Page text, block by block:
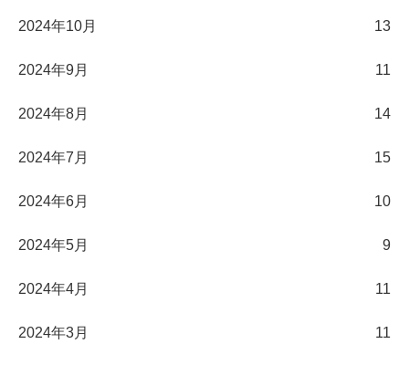
2024年10月 13
2024年9月 11
2024年8月 14
2024年7月 15
2024年6月 10
2024年5月 9
2024年4月 11
2024年3月 11